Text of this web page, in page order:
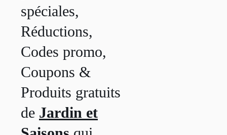
spéciales,
Réductions,
Codes promo,
Coupons &
Produits gratuits
de Jardin et